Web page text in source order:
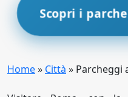
Scopri i
Home» Città » Parcheggi